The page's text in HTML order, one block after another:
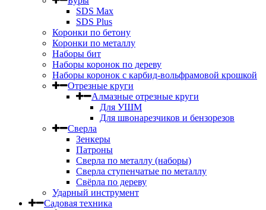
SDS Max
SDS Plus
Коронки по бетону
Коронки по металлу
Наборы бит
Наборы коронок по дереву
Наборы коронок с карбид-вольфрамовой крошкой
Отрезные круги
Алмазные отрезные круги
Для УШМ
Для швонарезчиков и бензорезов
Сверла
Зенкеры
Патроны
Сверла по металлу (наборы)
Сверла ступенчатые по металлу
Свёрла по дереву
Ударный инструмент
Садовая техника